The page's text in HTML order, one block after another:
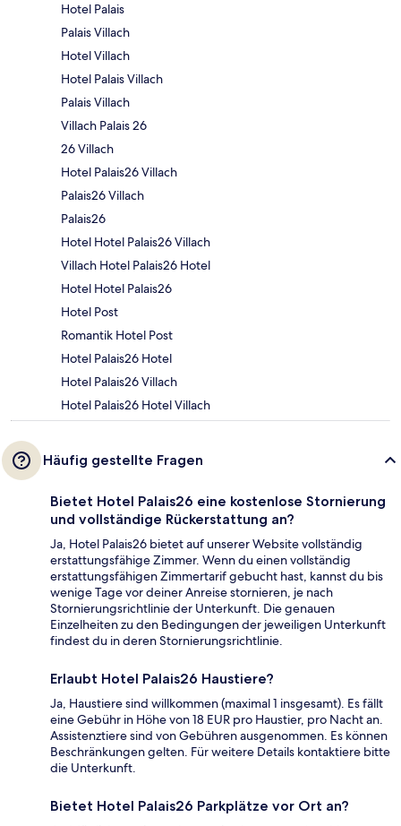
Hotel Palais
Palais Villach
Hotel Villach
Hotel Palais Villach
Palais Villach
Villach Palais 26
26 Villach
Hotel Palais26 Villach
Palais26 Villach
Palais26
Hotel Hotel Palais26 Villach
Villach Hotel Palais26 Hotel
Hotel Hotel Palais26
Hotel Post
Romantik Hotel Post
Hotel Palais26 Hotel
Hotel Palais26 Villach
Hotel Palais26 Hotel Villach
Häufig gestellte Fragen
Bietet Hotel Palais26 eine kostenlose Stornierung
und vollständige Rückerstattung an?
Ja, Hotel Palais26 bietet auf unserer Website vollständig
erstattungsfähige Zimmer. Wenn du einen vollständig
erstattungsfähigen Zimmertarif gebucht hast, kannst du bis
wenige Tage vor deiner Anreise stornieren, je nach
Stornierungsrichtlinie der Unterkunft. Die genauen
Einzelheiten zu den Bedingungen der jeweiligen Unterkunft
findest du in deren Stornierungsrichtlinie.
Erlaubt Hotel Palais26 Haustiere?
Ja, Haustiere sind willkommen (maximal 1 insgesamt). Es fällt
eine Gebühr in Höhe von 18 EUR pro Haustier, pro Nacht an.
Assistenztiere sind von Gebühren ausgenommen. Es können
Beschränkungen gelten. Für weitere Details kontaktiere bitte
die Unterkunft.
Bietet Hotel Palais26 Parkplätze vor Ort an?